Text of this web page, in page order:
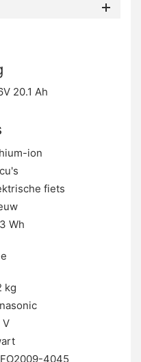
20.1 Ah
ion
fiets
Wh
kg
V
4045